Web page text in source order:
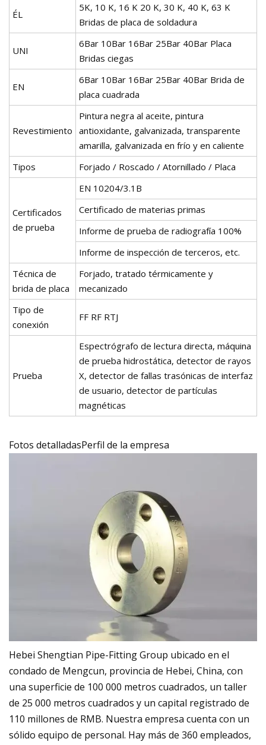
ÉL
5K, 10 K, 16 K 20 K, 30 K, 40 K, 63 K
Bridas de placa de soldadura
UNI
6Bar 10Bar 16Bar 25Bar 40Bar Placa
Bridas ciegas
EN
6Bar 10Bar 16Bar 25Bar 40Bar Brida de
placa cuadrada
Revestimiento
Pintura negra al aceite, pintura
antioxidante, galvanizada, transparente
amarilla, galvanizada en frío y en caliente
Tipos
Forjado / Roscado / Atornillado / Placa
Certificados
de prueba
EN 10204/3.1B
Certificado de materias primas
Informe de prueba de radiografía 100%
Informe de inspección de terceros, etc.
Técnica de
brida de placa
Forjado, tratado térmicamente y
mecanizado
Tipo de
conexión
FF RF RTJ
Prueba
Espectrógrafo de lectura directa, máquina
de prueba hidrostática, detector de rayos
X, detector de fallas trasónicas de interfaz
de usuario, detector de partículas
magnéticas
Fotos detalladasPerfil de la empresa
Hebei Shengtian Pipe-Fitting Group ubicado en el
condado de Mengcun, provincia de Hebei, China, con
una superficie de 100 000 metros cuadrados, un taller
de 25 000 metros cuadrados y un capital registrado de
110 millones de RMB. Nuestra empresa cuenta con un
sólido equipo de personal. Hay más de 360 ​​empleados,